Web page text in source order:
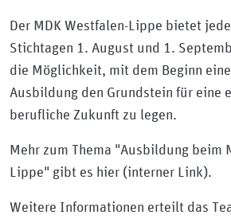
Der MDK Westfalen-Lippe bietet
Stichtagen 1. August und 1.
die Möglichkeit, mit dem Beginn
Ausbildung den Grundstein für eine
berufliche Zukunft zu legen.
Mehr zum Thema "Ausbildung beim
Lippe" gibt es hier (interner Link).
Weitere Informationen erteilt das